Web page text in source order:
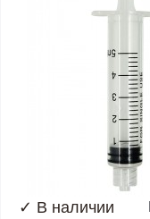
✓ В наличии